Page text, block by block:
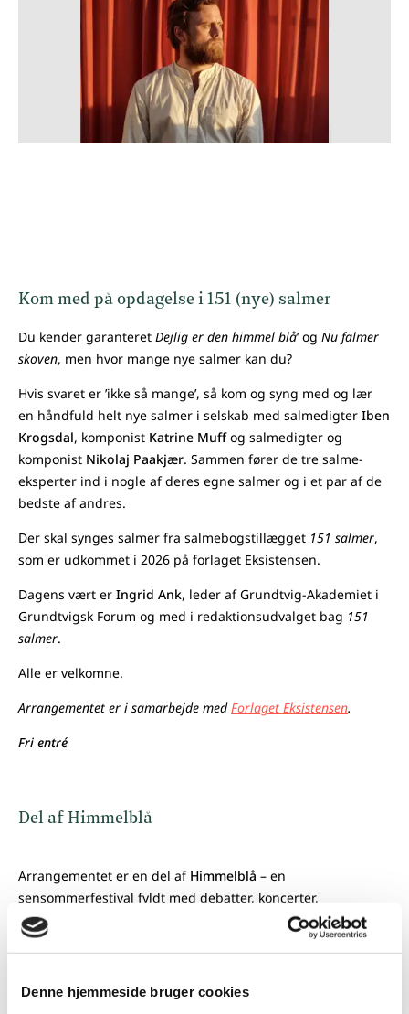
Denne hjemmeside bruger cookies
Kom med på opdagelse i 151 (nye) salmer
Du kender garanteret Dejlig er den himmel blå’ og Nu falmer
skoven, men hvor mange nye salmer kan du?
Hvis svaret er ’ikke så mange’, så kom og syng med og lær
en håndfuld helt nye salmer i selskab med salmedigter Iben
Krogsdal, komponist Katrine Muffog salmedigter og
komponist Nikolaj Paakjær. Sammen fører de tre salme-
eksperter ind i nogle af deres egne salmer og i et par af de
bedste af andres.
Der skal synges salmer fra salmebogstillægget 151 salmer,
som er udkommet i 2026 på forlaget Eksistensen.
Dagens vært er Ingrid Ank, leder af Grundtvig-Akademiet i
Grundtvigsk Forum og med i redaktionsudvalget bag 151
salmer.
Alle er velkomne.
Arrangementet er i samarbejde med Forlaget Eksistensen.
Fri entré
Del af Himmelblå
Arrangementet er en del af Himmelblå – en
sensommerfestival fyldt med debatter, koncerter,
fællessang, foredrag – og meget mere. Himmelblå afholdes
den 2. - 8. september i Vartov.